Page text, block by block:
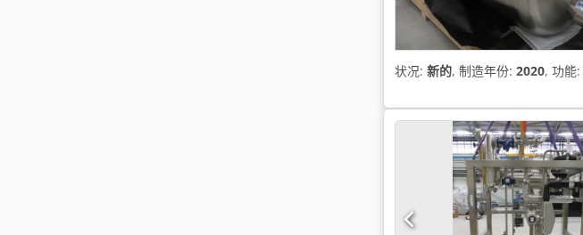
状况: 新的, 制造年份: 2020, 功能: